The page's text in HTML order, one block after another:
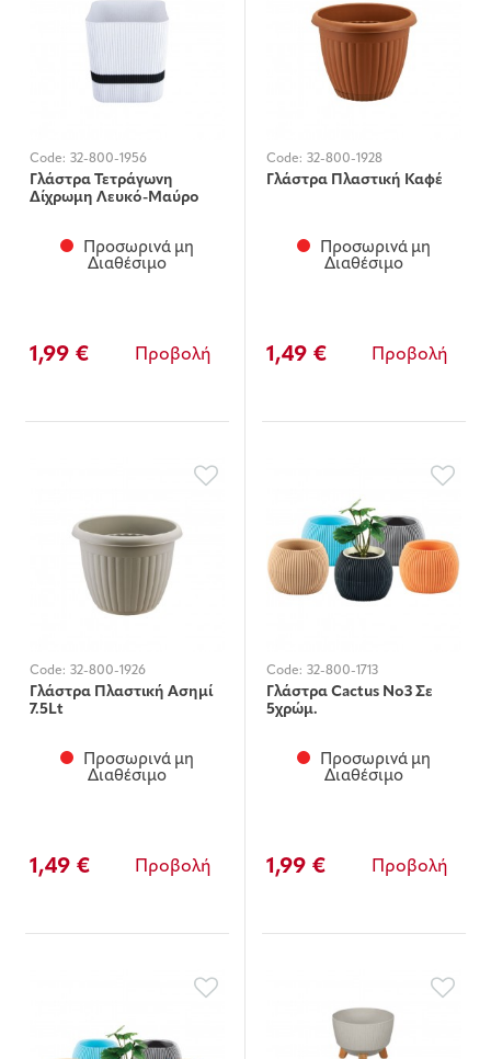
Code: 32-800-1956
Γλάστρα Τετράγωνη
Δίχρωμη Λευκό-Μαύρο
Προσωρινά μη
Διαθέσιμο
1,99 € Προβολή
Code: 32-800-1928
Γλάστρα Πλαστική Καφέ
Προσωρινά μη
Διαθέσιμο
1,49 € Προβολή
Code: 32-800-1926
Γλάστρα Πλαστική Ασημί
7.5Lt
Προσωρινά μη
Διαθέσιμο
1,49 € Προβολή
Code: 32-800-1713
Γλάστρα Cactus No3 Σε
5χρώμ.
Προσωρινά μη
Διαθέσιμο
1,99 € Προβολή